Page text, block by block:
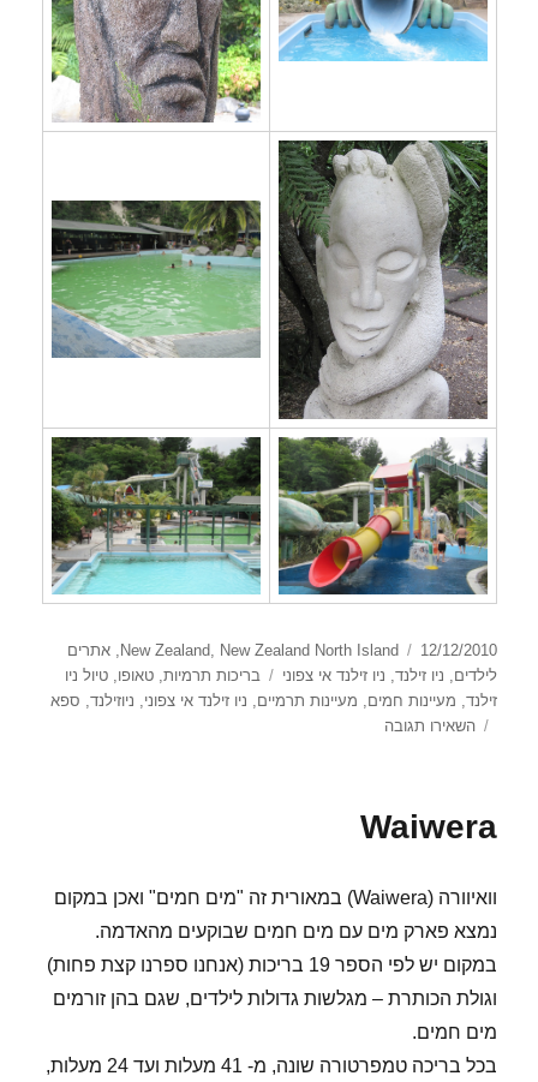
פורסם
בתאריך
12/12/2010 קטגוריות New Zealand, New Zealand North Island
,אתרים
לילדים, ניו זילנד, ניו זילנד אי צפוני תגיות
בריכות תרמיות,טאופו,טיול ניו
זילנד, מעיינות חמים, מעיינות תרמיים, ניו זילנד אי צפוני, ניוזילנד, ספא
השאירו תגובה
Waiwera
וואיוורה (Waiwera) במאורית זה "מים חמים" ואכן במקום
נמצא פארק מים עם מים חמים שבוקעים מהאדמה.
במקום יש לפי הספר 19 בריכות (אנחנו ספרנו קצת פחות)
וגולת הכותרת – מגלשות גדולות לילדים, שגם בהן זורמים
מים חמים.
בכל בריכה טמפרטורה שונה, מ- 41 מעלות ועד 24 מעלות,